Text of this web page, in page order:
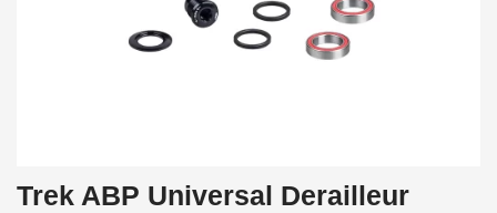
Trek ABP Universal Derailleur